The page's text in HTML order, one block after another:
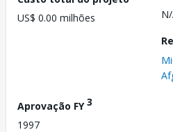
US$ 0.00 milhões
Aprovação FY3
1997